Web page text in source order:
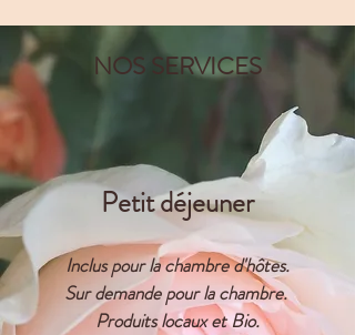
NOS SERVICES
Petit déjeuner
Inclus pour la chambre d'hôtes.
Sur demande pour la chambre.
Produits locaux et Bio.